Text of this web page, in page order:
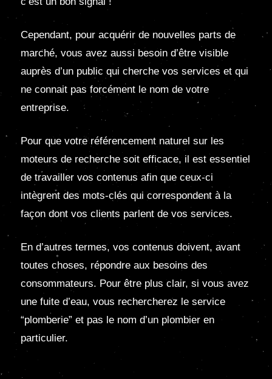
Cependant, pour acquérir de nouvelles parts de
marché, vous avez aussi besoin d’être visible
auprès d’un public qui cherche vos services et qui
ne connait pas forcément le nom de votre
entreprise.
Pour que votre référencement naturel sur les
moteurs de recherche soit efficace, il est essentiel
de travailler vos contenus afin que ceux-ci
intègrent des mots-clés qui correspondent à la
façon dont vos clients parlent de vos services.
En d’autres termes, vos contenus doivent, avant
toutes choses, répondre aux besoins des
consommateurs. Pour être plus clair, si vous avez
une fuite d’eau, vous rechercherez le service
“plomberie” et pas le nom d’un plombier en
particulier.